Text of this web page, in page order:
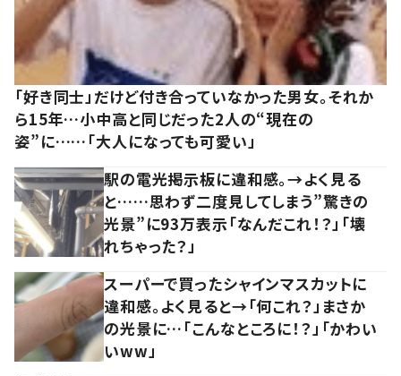
「好き同士」だけど付き合っていなかった男女。それか
ら15年…小中高と同じだった2人の“現在の
姿”に……「大人になっても可愛い」
駅の電光掲示板に違和感。→よく見る
と……思わず二度見してしまう”驚きの
光景”に93万表示「なんだこれ！？」「壊
れちゃった？」
スーパーで買ったシャインマスカットに
違和感。よく見ると→「何これ？」まさか
の光景に…「こんなところに！？」「かわい
いww」